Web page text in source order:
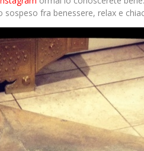
sospeso fra benessere, relax e